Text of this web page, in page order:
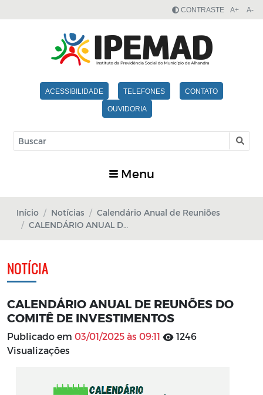
ACESSIBILIDADE TELEFONES CONTATO
OUVIDORIA
CONTRASTE A+ A-
Menu
Início Notícias
Calendário Anual de Reuniões
CALENDÁRIO ANUAL DE REUNÕES DO COMITÊ DE INVESTIMENTOS
NOTÍCIA
CALENDÁRIO ANUAL DE REUNÕES DO
COMITÊ DE INVESTIMENTOS
Publicado em 03/01/2025 às 09:11
1246
Visualizações